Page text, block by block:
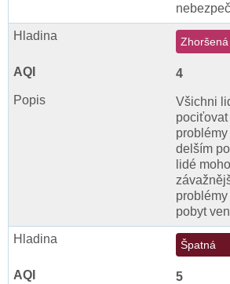
Zhoršená
4
Všichni
delším
lidé
pobyt
Špatná
5